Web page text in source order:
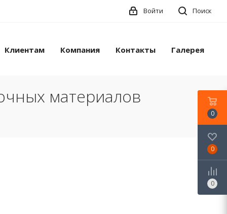
Поиск
Войти
Клиентам Компания Контакты Галерея
материалов
0
0
0